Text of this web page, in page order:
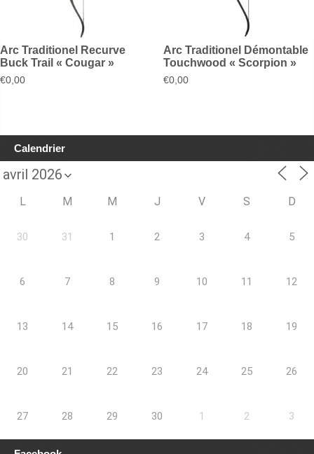
Arc Traditionel Recurve
Buck Trail « Cougar »
€0,00
Arc Traditionel Démontable
Touchwood « Scorpion »
€0,00
Calendrier
L M M J V S D
30 31 1 2 3 4 5
6 7 8 9 10 11 12
13 14 15 16 17 18 19
20 21 22 23 24 25 26
27 28 29 30 1 2 3